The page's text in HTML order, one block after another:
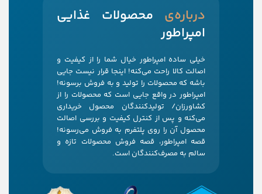
‌درباره‌ی
محصولات غذایی
امپراطور
خیلی ساده امپراطور خیال شما را از کیفیت و
اصالت کالا راحت می‌کنه! اینجا قرار نیست جایی
باشه که محصولات را تولید و به فروش برسونه!
امپراطور در واقع جایی است که محصولات را از
کشاورزان/ تولیدکنندگان محصول خریداری
می‌کنه و پس از کنترل کیفیت و بررسی اصالت
محصول آن را روی پلتفرم به فروش می‌رسونه!
قصه امپراطور، قصه فروش محصولات تازه و
سالم به مصرف‌کنندگان است.